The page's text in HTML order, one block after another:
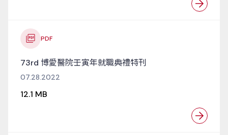
PDF
73rd 博愛醫院壬寅年就職典禮特刊
07.28.2022
12.1 MB